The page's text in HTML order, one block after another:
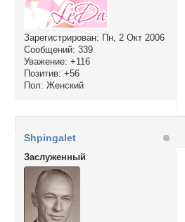
Зарегистрирован: Пн, 2 Окт 2006
Сообщений: 339
Уважение: +116
Позитив: +56
Пол: Женский
Shpingalet
Заслуженный